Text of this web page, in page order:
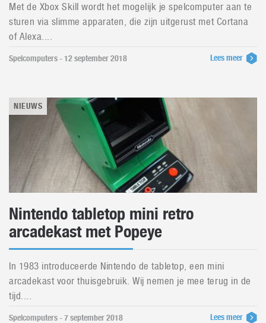
Met de Xbox Skill wordt het mogelijk je spelcomputer aan te
sturen via slimme apparaten, die zijn uitgerust met Cortana
of Alexa....
Spelcomputers - 12 september 2018 Lees meer
NIEUWS
Nintendo tabletop mini retro
arcadekast met Popeye
In 1983 introduceerde Nintendo de tabletop, een mini
arcadekast voor thuisgebruik. Wij nemen je mee terug in de
tijd....
Spelcomputers - 7 september 2018 Lees meer